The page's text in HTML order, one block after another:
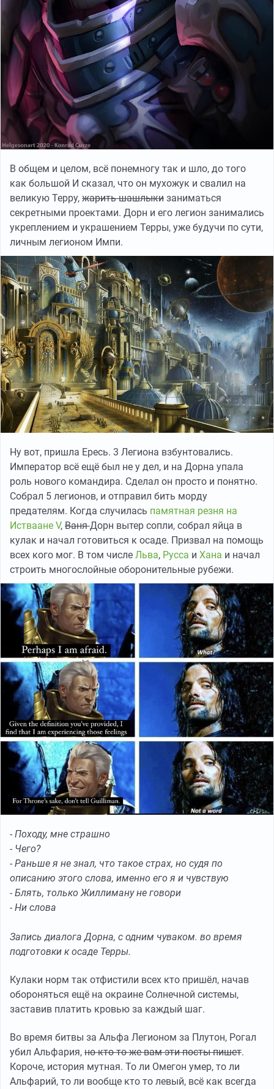
В общем и целом, всё понемногу так и шло, до того
как большой И сказал, что он мухожук и свалил на
великую Терру, жарить шашлыки заниматься
секретными проектами. Дорн и его легион занимались
укреплением и украшением Терры, уже будучи по сути,
личным легионом Импи.
Ну вот, пришла Ересь. 3 Легиона взбунтовались.
Император всё ещё был не у дел, и на Дорна упала
роль нового командира. Сделал он просто и понятно.
Собрал 5 легионов, и отправил бить морду
предателям. Когда случилась памятная резня на
Истваане V, ВаняДорн вытер сопли, собрал яйца в
кулак и начал готовиться к осаде. Призвал на помощь
всех кого мог. В том числе Льва, Русса и Хана и начал
строить многослойные оборонительные рубежи.
- Походу, мне страшно
- Чего?
- Раньше я не знал, что такое страх, но судя по
описанию этого слова, именно его я и чувствую
- Блять, только Жиллиману не говори
- Ни слова
Запись диалога Дорна, с одним чуваком. во время
подготовки к осаде Терры.
Кулаки норм так отфистили всех кто пришёл, начав
обороняться ещё на окраине Солнечной системы,
заставив платить кровью за каждый шаг.
Во время битвы за Альфа Легионом за Плутон, Рогал
убил Альфария, но кто то же вам эти посты пишет.
Короче, история мутная. То ли Омегон умер, то ли
Альфарий, то ли вообще кто то левый, всё как всегда